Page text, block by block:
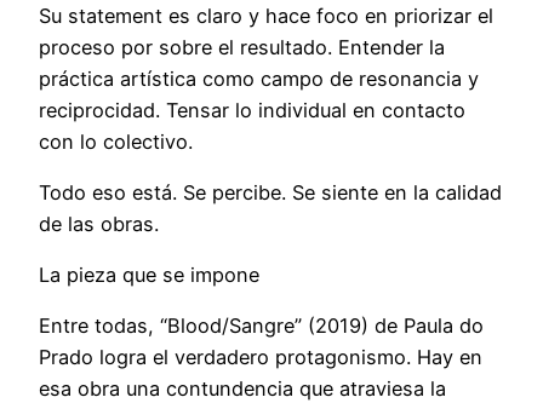
Su statement es claro y hace foco en priorizar el
proceso por sobre el resultado. Entender la
práctica artística como campo de resonancia y
reciprocidad. Tensar lo individual en contacto
con lo colectivo.
Todo eso está. Se percibe. Se siente en la calidad
de las obras.
La pieza que se impone
Entre todas, “Blood/Sangre” (2019) de Paula do
Prado logra el verdadero protagonismo. Hay en
esa obra una contundencia que atraviesa la